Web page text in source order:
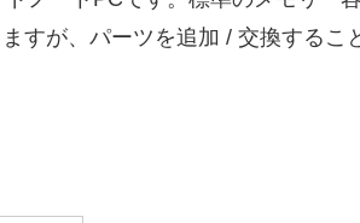
すが、パーツを追加 / 交換するこ